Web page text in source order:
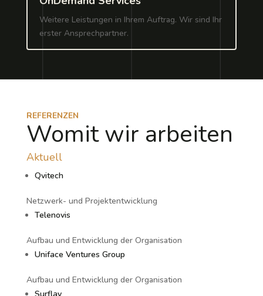
Weitere Leistungen in Ihrem Auftrag. Wir sind Ihr
erster Ansprechpartner.
REFERENZEN
Womit wir arbeiten
Aktuell
Qvitech
Netzwerk- und Projektentwicklung
Telenovis
Aufbau und Entwicklung der Organisation
Uniface Ventures Group
Aufbau und Entwicklung der Organisation